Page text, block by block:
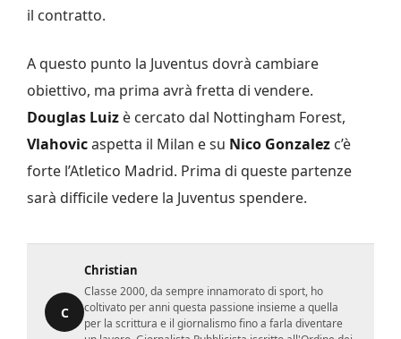
il contratto.
A questo punto la Juventus dovrà cambiare
obiettivo, ma prima avrà fretta di vendere.
Douglas Luiz è cercato dal Nottingham Forest,
Vlahovicaspetta il Milan e su Nico Gonzalez c’è
forte l’Atletico Madrid. Prima di queste partenze
sarà difficile vedere la Juventus spendere.
C
Christian
Classe 2000, da sempre innamorato di sport, ho
coltivato per anni questa passione insieme a quella
per la scrittura e il giornalismo fino a farla diventare